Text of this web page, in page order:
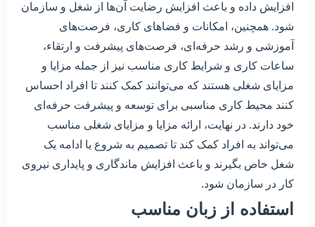
افزایش داده و باعث افزایش رضایت آن‌ها از شغل و سازمان
شود. همچنین، امکانات و فضاهای کاری، فرصت‌های
آموزشی و رشد حرفه‌ای، فرصت‌های پیشرفت و ارتقاء،
ساعات کاری و شرایط کاری مناسب نیز از جمله مزایا و
مزایای شغلی هستند که می‌توانند کمک کنند تا افراد احساس
کنند محیط کاری مناسبی برای توسعه و پیشرفت حرفه‌ای
خود دارند. در نهایت، ارائه مزایا و مزایای شغلی مناسب
می‌تواند به افراد کمک کند تا تصمیم به شروع یا ادامه یک
شغل خاص بگیرند و باعث افزایش ماندگاری و پایداری نیروی
کار در سازمان شود.
استفاده از زبان مناسب